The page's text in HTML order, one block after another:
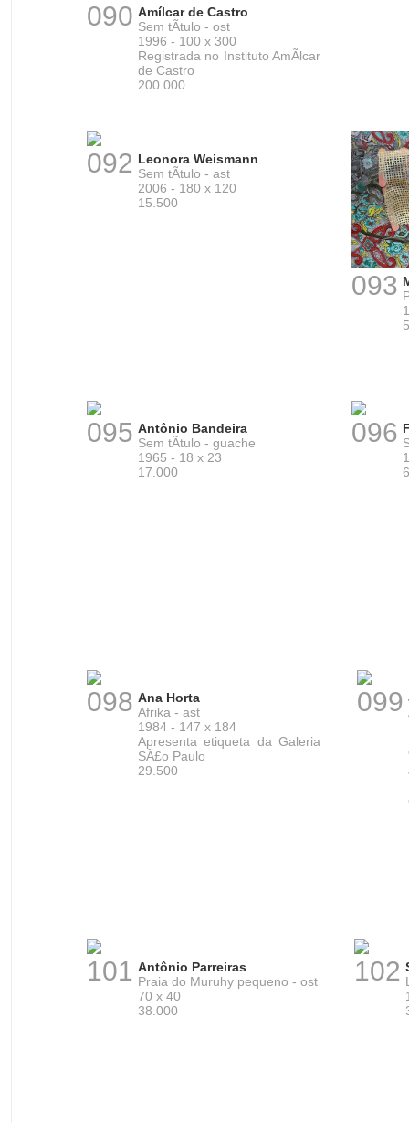
090 Amílcar de Castro
Sem tÃ­tulo - ost
1996 - 100 x 300
Registrada no Instituto AmÃ­lcar
de Castro
200.000
092 Leonora Weismann
Sem tÃ­tulo - ast
2006 - 180 x 120
15.500
093
095 Antônio Bandeira
Sem tÃ­tulo - guache
1965 - 18 x 23
17.000
096
098 Ana Horta
Afrika - ast
1984 - 147 x 184
Apresenta etiqueta da Galeria
SÃ£o Paulo
29.500
099
101 Antônio Parreiras
Praia do Muruhy pequeno - ost
70 x 40
38.000
102